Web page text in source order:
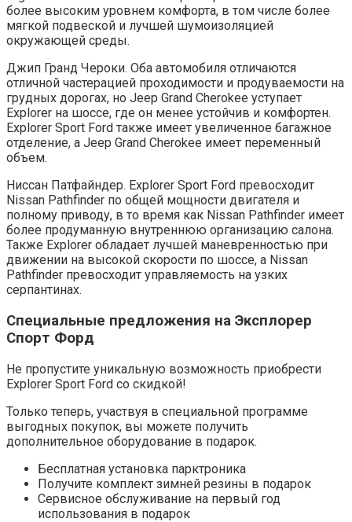
более высоким уровнем комфорта, в том числе более
мягкой подвеской и лучшей шумоизоляцией
окружающей среды.
Джип Гранд Чероки. Оба автомобиля отличаются
отличной частерацией проходимости и продуваемости на
грудных дорогах, но Jeep Grand Cherokee уступает
Explorer на шоссе, где он менее устойчив и комфортен.
Explorer Sport Ford также имеет увеличенное багажное
отделение, а Jeep Grand Cherokee имеет переменный
объем.
Ниссан Патфайндер. Explorer Sport Ford превосходит
Nissan Pathfinder по общей мощности двигателя и
полному приводу, в то время как Nissan Pathfinder имеет
более продуманную внутреннюю организацию салона.
Также Explorer обладает лучшей маневренностью при
движении на высокой скорости по шоссе, а Nissan
Pathfinder превосходит управляемость на узких
серпантинах.
Специальные предложения на Эксплорер
Спорт Форд
Не пропустите уникальную возможность приобрести
Explorer Sport Ford со скидкой!
Только теперь, участвуя в специальной программе
выгодных покупок, вы можете получить
дополнительное оборудование в подарок.
Бесплатная установка парктроника
Получите комплект зимней резины в подарок
Сервисное обслуживание на первый год
использования в подарок